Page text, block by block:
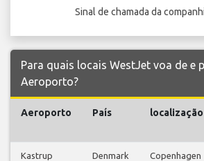
Sinal de chamada da
Para quais locais WestJet voa de e
Aeroporto?
Aeroporto País localização
Kastrup
Denmark Copenhagen